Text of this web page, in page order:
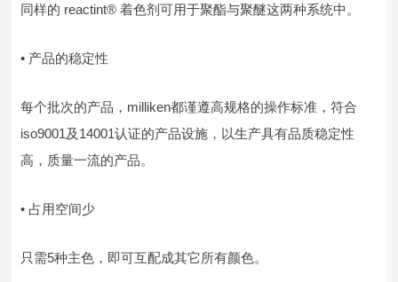
同样的 reactint® 着色剂可用于聚酯与聚醚这两种系统中。
• 产品的稳定性
每个批次的产品，milliken都谨遵高规格的操作标准，符合
iso9001及14001认证的产品设施，以生产具有品质稳定性
高，质量一流的产品。
• 占用空间少
只需5种主色，即可互配成其它所有颜色。